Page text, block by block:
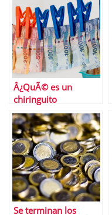
Â¿QuÃ© es un
chiringuito
financiero?
Se terminan los